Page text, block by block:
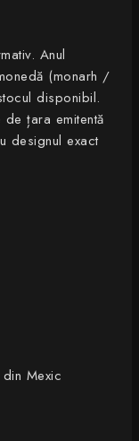
Anul
(monarh /
disponibil.
țara emitentă
designul exact
Mexic